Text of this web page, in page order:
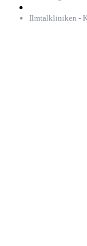
Ilmtalkliniken -